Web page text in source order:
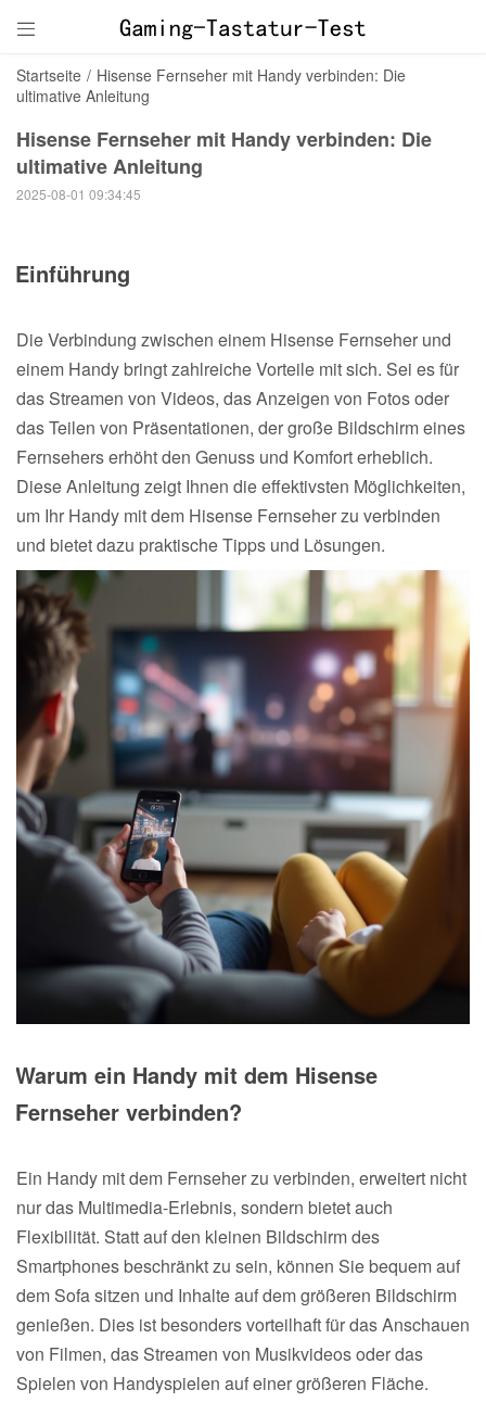

Startseite / Hisense Fernseher mit Handy verbinden: Die
ultimative Anleitung
Hisense Fernseher mit Handy verbinden: Die
ultimative Anleitung
2025-08-01 09:34:45
Einführung
Die Verbindung zwischen einem Hisense Fernseher und
einem Handy bringt zahlreiche Vorteile mit sich. Sei es für
das Streamen von Videos, das Anzeigen von Fotos oder
das Teilen von Präsentationen, der große Bildschirm eines
Fernsehers erhöht den Genuss und Komfort erheblich.
Diese Anleitung zeigt Ihnen die effektivsten Möglichkeiten,
um Ihr Handy mit dem Hisense Fernseher zu verbinden
und bietet dazu praktische Tipps und Lösungen.
Warum ein Handy mit dem Hisense
Fernseher verbinden?
Ein Handy mit dem Fernseher zu verbinden, erweitert nicht
nur das Multimedia-Erlebnis, sondern bietet auch
Flexibilität. Statt auf den kleinen Bildschirm des
Smartphones beschränkt zu sein, können Sie bequem auf
dem Sofa sitzen und Inhalte auf dem größeren Bildschirm
genießen. Dies ist besonders vorteilhaft für das Anschauen
von Filmen, das Streamen von Musikvideos oder das
Spielen von Handyspielen auf einer größeren Fläche.